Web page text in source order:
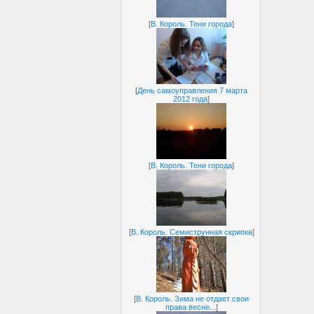
[В. Король. Тени города]
[День самоуправления 7 марта
2012 года]
[В. Король. Тени города]
[В. Король. Семиструнная скрипка]
[В. Король. Зима не отдает свои
права весне... ]